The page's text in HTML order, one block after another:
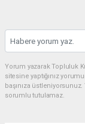
Yorum yazarak Topluluk
sitesine yaptığınız
başınıza
sorumlu tutulamaz.